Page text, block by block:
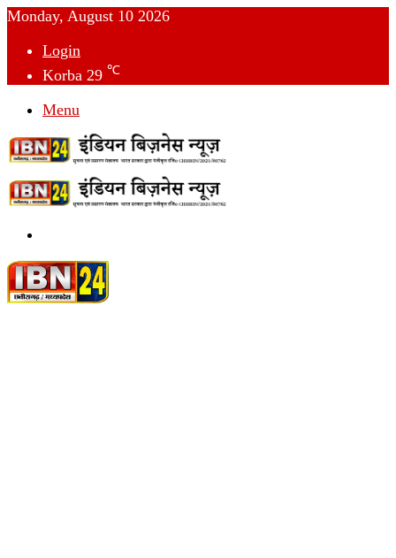
Monday, August 10 2026
Login
Korba 29 ℃
Menu